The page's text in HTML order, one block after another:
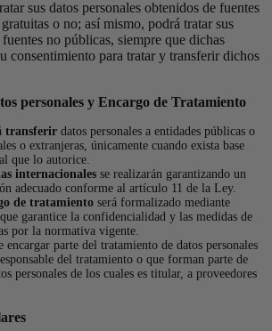
sus datos personales obtenidos de fuentes
o no; así mismo, podrá tratar sus
no públicas, siempre que dichas
consentimiento para tratar y transferir dichos
personales y Encargo de Tratamiento
transferir datos personales a entidades públicas o
o extranjeras, únicamente cuando exista base
que lo autorice.
internacionales se realizarán garantizando un
adecuado conforme al artículo 11 de la Ley.
de tratamiento será formalizado mediante
garantice la confidencialidad y las medidas de
por la normativa vigente.
encargar parte del tratamiento de datos personales
del tratamiento o que forman parte de
personales de los cuales es titular, a proveedores